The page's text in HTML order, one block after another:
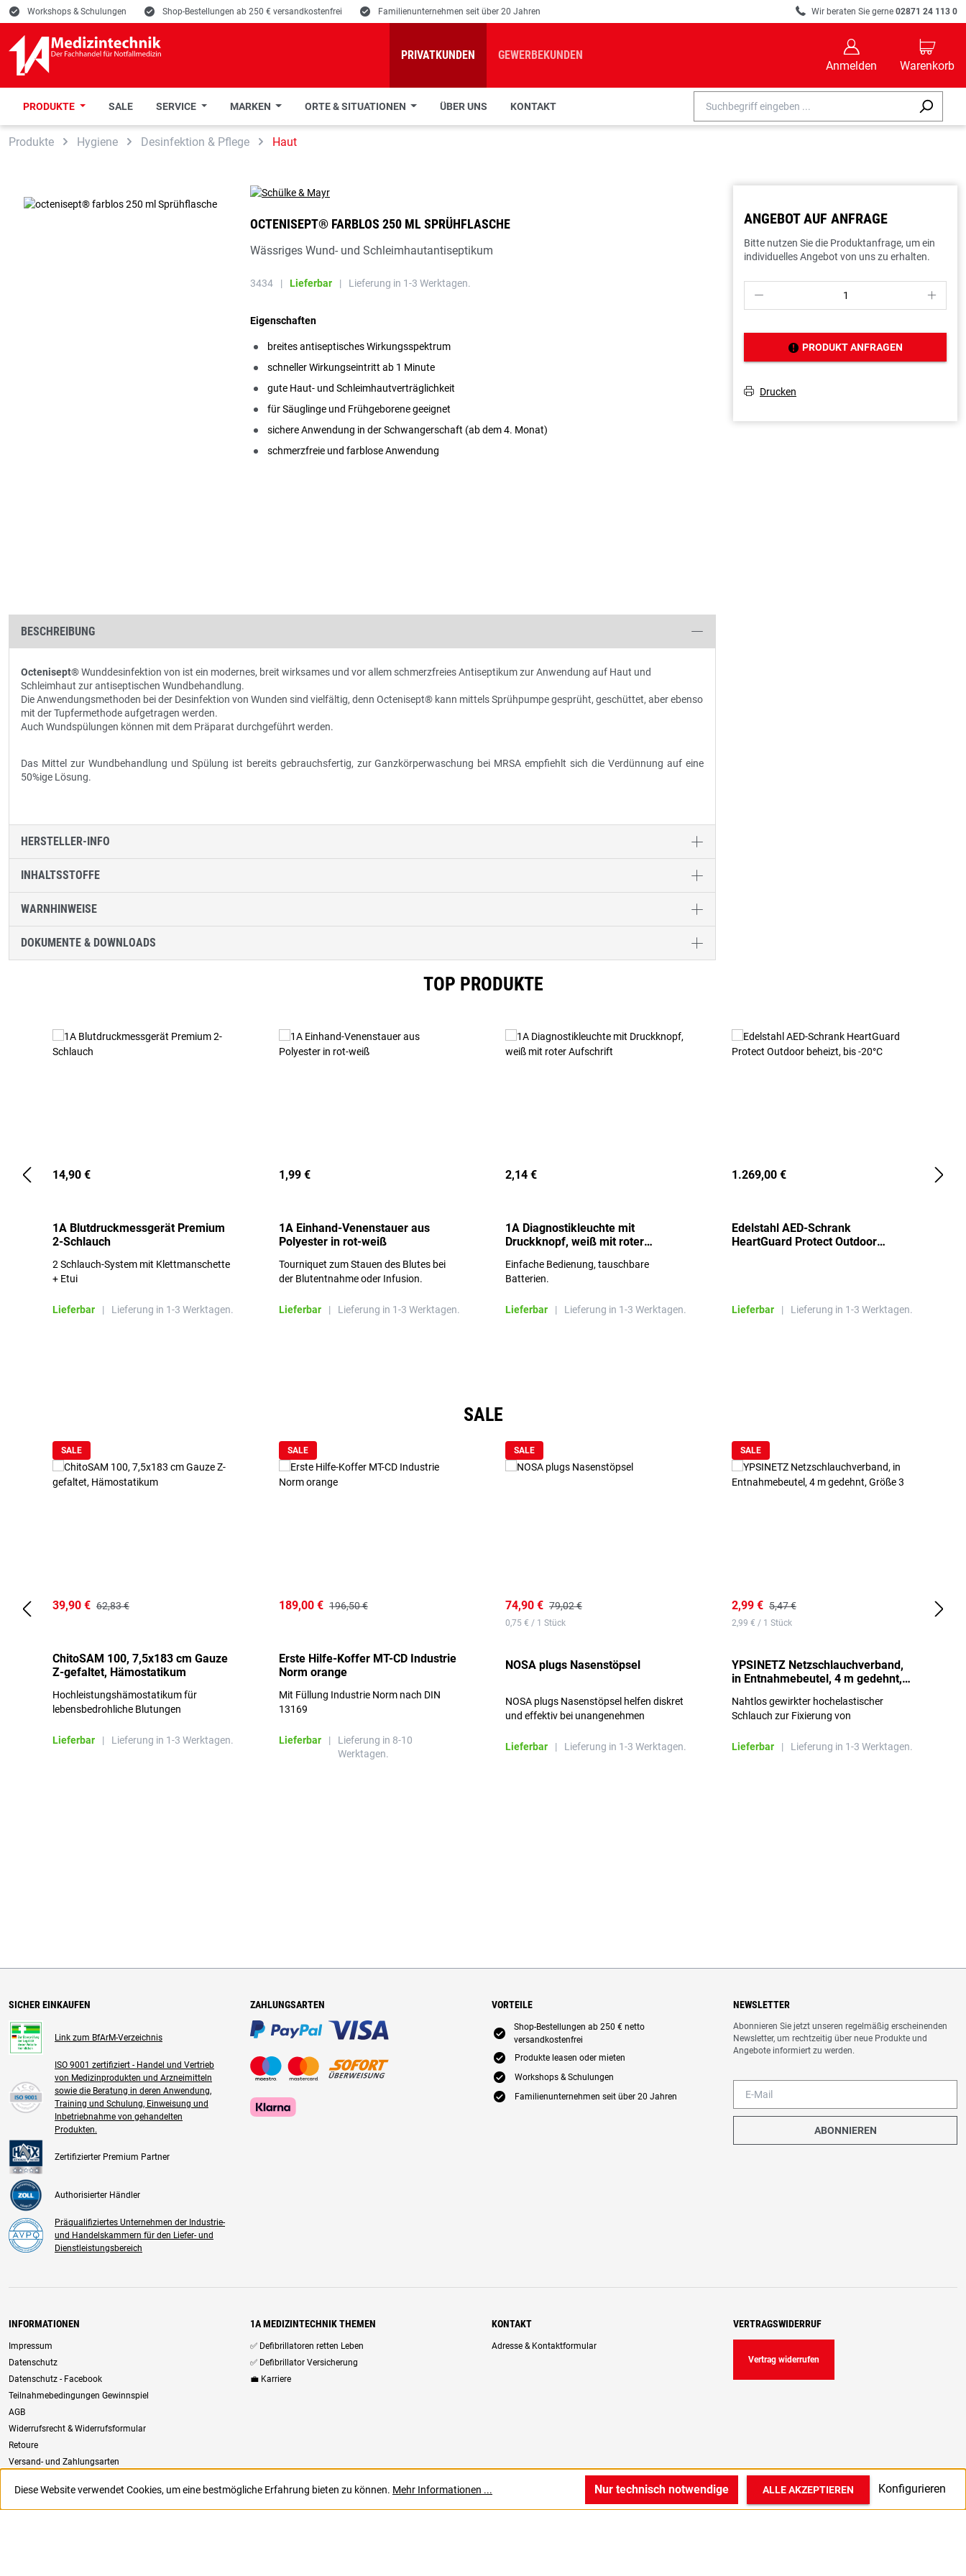
Zur Suche springen
Zur Hauptnavigation springen
E Workshops & Schulungen E Shop-Bestellungen ab 250 € versandkostenfrei E Familienunternehmen seit über 20 Jahren R Wir beraten Sie gerne 02871 24 113 0
PRIVATKUNDEN GEWERBEKUNDEN
B
Anmelden
C
Warenkorb
PRODUKTE SALE SERVICE MARKEN ORTE & SITUATIONEN ÜBER UNS KONTAKT
Produkte Hygiene Desinfektion & Pflege Haut
OCTENISEPT® FARBLOS 250 ML SPRÜHFLASCHE
Wässriges Wund- und Schleimhautantiseptikum
3434 | Lieferbar | Lieferung in 1-3 Werktagen.
Eigenschaften
breites antiseptisches Wirkungsspektrum
schneller Wirkungseintritt ab 1 Minute
gute Haut- und Schleimhautverträglichkeit
für Säuglinge und Frühgeborene geeignet
sichere Anwendung in der Schwangerschaft (ab dem 4. Monat)
schmerzfreie und farblose Anwendung
BESCHREIBUNG
Octenisept®Wunddesinfektion von ist ein modernes, breit wirksames und vor allem schmerzfreies Antiseptikum zur Anwendung auf Haut und
Schleimhaut zur antiseptischen Wundbehandlung.
Die Anwendungsmethoden bei der Desinfektion von Wunden sind vielfältig, denn Octenisept® kann mittels Sprühpumpe gesprüht, geschüttet, aber ebenso
mit der Tupfermethode aufgetragen werden.
Auch Wundspülungen können mit dem Präparat durchgeführt werden.
Das Mittel zur Wundbehandlung und Spülung ist bereits gebrauchsfertig, zur Ganzkörperwaschung bei MRSA empfiehlt sich die Verdünnung auf eine
50%ige Lösung.
HERSTELLER-INFO
INHALTSSTOFFE
WARNHINWEISE
DOKUMENTE & DOWNLOADS
ANGEBOT AUF ANFRAGE
Bitte nutzen Sie die Produktanfrage, um ein
individuelles Angebot von uns zu erhalten.
P S
J PRODUKT ANFRAGEN
T Drucken
TOP PRODUKTE
14,90 €
1A Blutdruckmessgerät Premium
2-Schlauch
2 Schlauch-System mit Klettmanschette
+ Etui
Lieferbar | Lieferung in 1-3 Werktagen.
1,99 €
1A Einhand-Venenstauer aus
Polyester in rot-weiß
Tourniquet zum Stauen des Blutes bei
der Blutentnahme oder Infusion.
Lieferbar | Lieferung in 1-3 Werktagen.
2,14 €
1A Diagnostikleuchte mit
Druckknopf, weiß mit roter
Einfache Bedienung, tauschbare
Batterien.
Lieferbar | Lieferung in 1-3 Werktagen.
1.269,00 €
Edelstahl AED-Schrank
HeartGuard Protect Outdoor
Lieferbar | Lieferung in 1-3 Werktagen.
SALE
SALE
39,90 € 62,83 €
ChitoSAM 100, 7,5x183 cm Gauze
Z-gefaltet, Hämostatikum
Hochleistungshämostatikum für
lebensbedrohliche Blutungen
Lieferbar | Lieferung in 1-3 Werktagen.
SALE
189,00 € 196,50 €
Erste Hilfe-Koffer MT-CD Industrie
Norm orange
Mit Füllung Industrie Norm nach DIN
13169
Lieferbar |
Lieferung in 8-10
Werktagen.
SALE
74,90 € 79,02 €
0,75 € / 1 Stück
NOSA plugs Nasenstöpsel
NOSA plugs Nasenstöpsel helfen diskret
und effektiv bei unangenehmen
beeinträchtigen.
Lieferbar | Lieferung in 1-3 Werktagen.
SALE
2,99 € 5,47 €
2,99 € / 1 Stück
YPSINETZ Netzschlauchverband,
in Entnahmebeutel, 4 m gedehnt,
Nahtlos gewirkter hochelastischer
Schlauch zur Fixierung von
Lieferbar
| Lieferung in 1-3 Werktagen.
SICHER EINKAUFEN
Link zum BfArM-Verzeichnis
ISO 9001 zertifiziert - Handel und Vertrieb
von Medizinprodukten und Arzneimitteln
sowie die Beratung in deren Anwendung,
Training und Schulung, Einweisung und
Inbetriebnahme von gehandelten
Produkten.
Zertifizierter Premium Partner
Authorisierter Händler
Präqualifiziertes Unternehmen der Industrie-
und Handelskammern für den Liefer- und
Dienstleistungsbereich
ZAHLUNGSARTEN VORTEILE
E
Shop-Bestellungen ab 250 € netto
versandkostenfrei
E Produkte leasen oder mieten
E Workshops & Schulungen
E Familienunternehmen seit über 20 Jahren
NEWSLETTER
Abonnieren Sie jetzt unseren regelmäßig erscheinenden
Newsletter, um rechtzeitig über neue Produkte und
Angebote informiert zu werden.
ABONNIEREN
INFORMATIONEN
Impressum
Datenschutz
Datenschutz - Facebook
Teilnahmebedingungen Gewinnspiel
AGB
Widerrufsrecht & Widerrufsformular
Retoure
Versand- und Zahlungsarten
1A MEDIZINTECHNIK THEMEN
✅ Defibrillatoren retten Leben
✅ Defibrillator Versicherung
💼 Karriere
KONTAKT
Adresse & Kontaktformular
VERTRAGSWIDERRUF
Vertrag widerrufen
Diese Website verwendet Cookies, um eine bestmögliche Erfahrung bieten zu können. Mehr Informationen ... Nur technisch notwendige Konfigurieren
ALLE AKZEPTIEREN